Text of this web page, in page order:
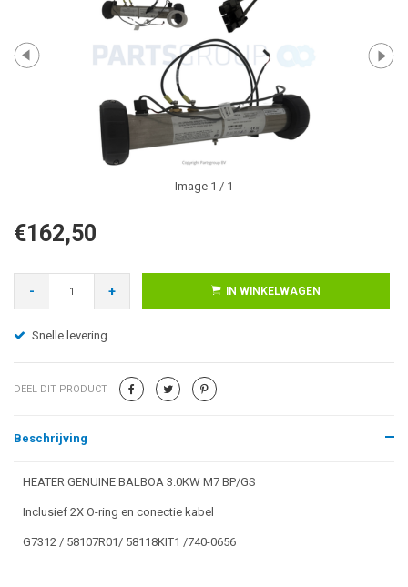
Image 1 / 1
€162,50
- + IN WINKELWAGEN
Snelle levering
DEEL DIT PRODUCT
Beschrijving
HEATER GENUINE BALBOA 3.0KW M7 BP/GS
Inclusief 2X O-ring en conectie kabel
G7312 / 58107R01/ 58118KIT1 /740-0656